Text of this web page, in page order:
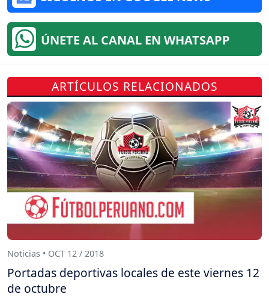
ÚNETE AL CANAL EN WHATSAPP
ARTÍCULOS RELACIONADOS
Noticias • OCT 12 / 2018
Portadas deportivas locales de este viernes 12
de octubre